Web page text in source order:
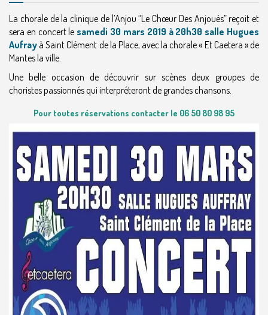
La chorale de la clinique de l’Anjou “Le Chœur Des Anjoués” reçoit et
sera en concert le samedi 30 mars 2019 à 20h30 salle Hugues
Aufray à Saint Clément de la Place, avec la chorale « Et Caetera » de
Mantes la ville.
Une belle occasion de découvrir sur scènes deux groupes de
choristes passionnés qui interpréteront de grandes chansons.
Pour toutes réservations contacter le 06 50 80 98 95